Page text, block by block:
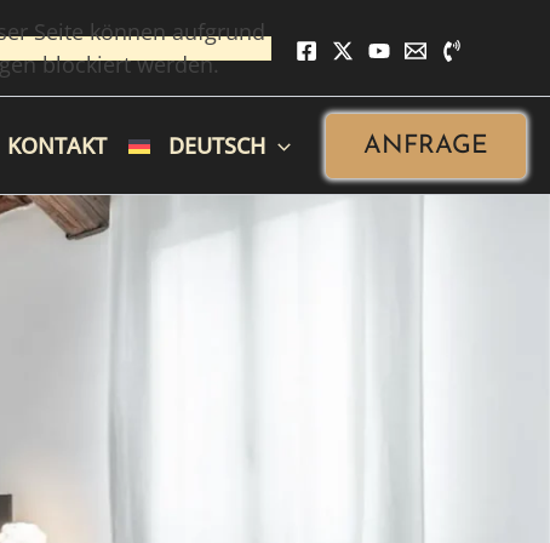
Seite können aufgrund
blockiert werden.
KONTAKT DEUTSCH ANFRAGE